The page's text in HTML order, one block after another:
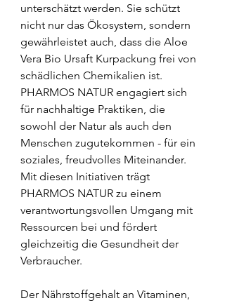
unterschätzt werden. Sie schützt
nicht nur das Ökosystem, sondern
gewährleistet auch, dass die Aloe
Vera Bio Ursaft Kurpackung frei von
schädlichen Chemikalien ist.
PHARMOS NATUR engagiert sich
für nachhaltige Praktiken, die
sowohl der Natur als auch den
Menschen zugutekommen - für ein
soziales, freudvolles Miteinander.
Mit diesen Initiativen trägt
PHARMOS NATUR zu einem
verantwortungsvollen Umgang mit
Ressourcen bei und fördert
gleichzeitig die Gesundheit der
Verbraucher.
Der Nährstoffgehalt an Vitaminen,